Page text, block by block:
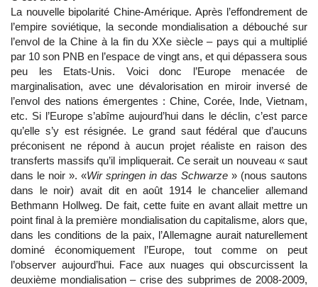
La nouvelle bipolarité Chine-Amérique. Après l’effondrement de
l’empire soviétique, la seconde mondialisation a débouché sur
l’envol de la Chine à la fin du XXe siècle – pays qui a multiplié
par 10 son PNB en l’espace de vingt ans, et qui dépassera sous
peu les Etats-Unis. Voici donc l’Europe menacée de
marginalisation, avec une dévalorisation en miroir inversé de
l’envol des nations émergentes : Chine, Corée, Inde, Vietnam,
etc. Si l’Europe s’abîme aujourd’hui dans le déclin, c’est parce
qu’elle s’y est résignée. Le grand saut fédéral que d’aucuns
préconisent ne répond à aucun projet réaliste en raison des
transferts massifs qu’il impliquerait. Ce serait un nouveau « saut
dans le noir ». «Wir springen in das Schwarze » (nous sautons
dans le noir) avait dit en août 1914 le chancelier allemand
Bethmann Hollweg. De fait, cette fuite en avant allait mettre un
point final à la première mondialisation du capitalisme, alors que,
dans les conditions de la paix, l’Allemagne aurait naturellement
dominé économiquement l’Europe, tout comme on peut
l’observer aujourd’hui. Face aux nuages qui obscurcissent la
deuxième mondialisation – crise des subprimes de 2008-2009,